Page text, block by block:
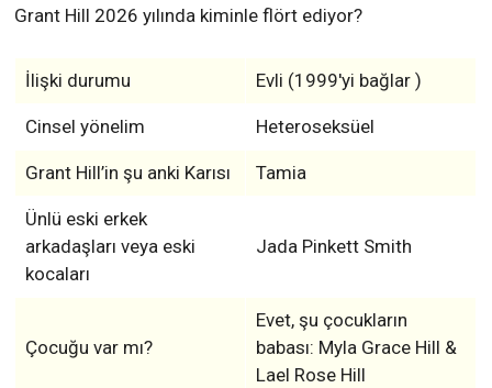
Grant Hill 2026 yılında kiminle flört ediyor?
İlişki durumu Evli (1999'yi bağlar )
Cinsel yönelim Heteroseksüel
Grant Hill’in şu anki Karısı Tamia
Ünlü eski erkek
arkadaşları veya eski
kocaları
Jada Pinkett Smith
Çocuğu var mı?
Evet, şu çocukların
babası: Myla Grace Hill &
Lael Rose Hill